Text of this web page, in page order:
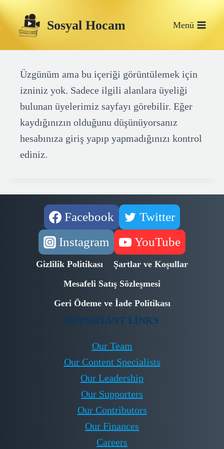
Skip
to
content
Sosyal Hocam Menü
Üzgünüm ama bu içeriği görüntülemek için
izniniz yok. Sadece ilgili alanlara üyeliği
bulunan üyelerimiz sayfayı görebilir. Eğer
kaydığınızın olduğunu düşünüyorsanız
hesabınıza giriş yapıp yapmadığınızı kontrol
ediniz.
Facebook
Twitter
Instagram
YouTube
Gizlilik Politikası
Şartlar ve Koşullar
Mesafeli Satış Sözleşmesi
Geri Ödeme ve İade Politikası
IMPORTANT LINKS
Our Team
Our Content Specialists
Our Leadership
Our Supporters
Our Contributors
Our Finances
Careers